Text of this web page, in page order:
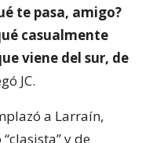
te pasa, amigo?
casualmente
viene del sur, de
JC.
a Larraín,
y de